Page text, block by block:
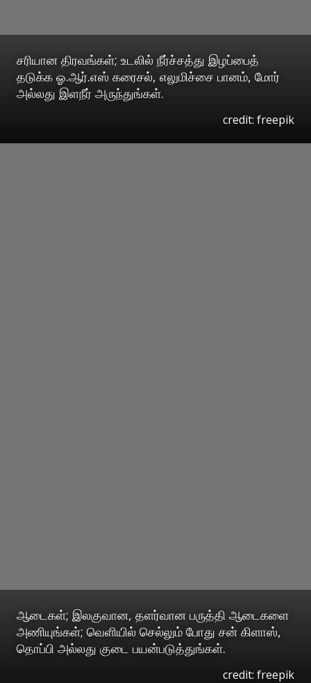
சரியான திரவங்கள்; உடலில் நீர்ச்சத்து இழப்பைத்
தடுக்க ஓ.ஆர்.எஸ் கரைசல், எலுமிச்சை பானம், மோர்
அல்லது இளநீர் அருந்துங்கள்.
credit: freepik
ஆடைகள்; இலகுவான, தளர்வான பருத்தி ஆடைகளை
அணியுங்கள்; வெளியில் செல்லும் போது சன் கிளாஸ்,
தொப்பி அல்லது குடை பயன்படுத்துங்கள்.
credit: freepik